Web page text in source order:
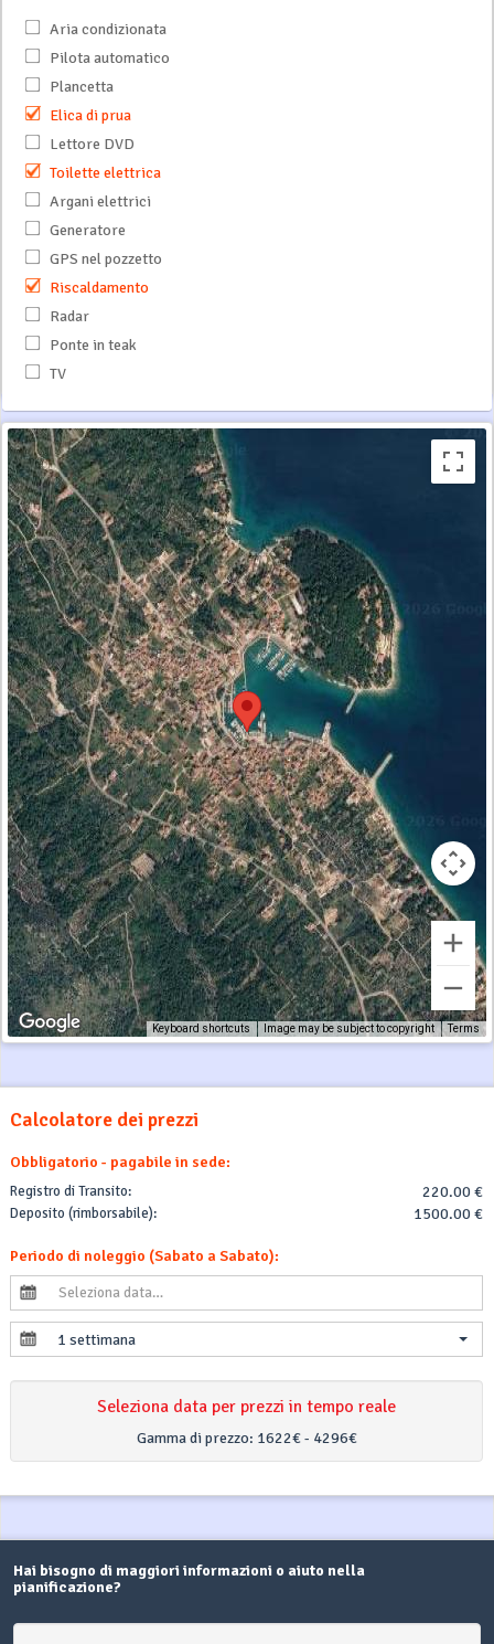
Aria condizionata
Pilota automatico
Plancetta
Elica di prua
Lettore DVD
Toilette elettrica
Argani elettrici
Generatore
GPS nel pozzetto
Riscaldamento
Radar
Ponte in teak
TV
Keyboard shortcuts Image may be subject to copyright Terms
Calcolatore dei prezzi
Obbligatorio - pagabile in sede:
Registro di Transito: 220.00 €
Deposito (rimborsabile): 1500.00 €
Periodo di noleggio (Sabato a Sabato):
1 settimana
Seleziona data per prezzi in tempo reale
Gamma di prezzo: 1622€ - 4296€
Hai bisogno di maggiori informazioni o aiuto nella
pianificazione?